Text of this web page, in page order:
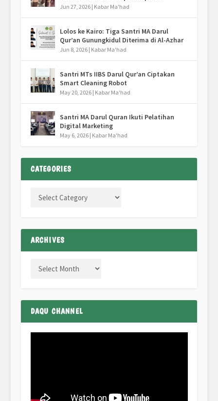
Jun 27, 2026| Kabar Ma'had
Lolos ke Kairo: Tiga Santri MA Darul
Qur’an Gunungkidul Diterima di Al-Azhar
Jun 8, 2026| Kabar Ma'had
Santri MTs IIBS Darul Qur’an Ciptakan
Smart Cleaning Robot
May 20, 2026| Kabar Ma'had
Santri MA Darul Quran Ikuti Pelatihan
Digital Marketing
May 6, 2026| Kabar Ma'had
CATEGORIES
ARCHIVES
DAQU CHANNEL